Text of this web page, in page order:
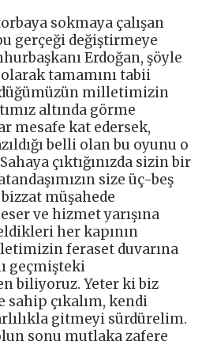
sokmaya çalışan
gerçeği değiştirmeye
Erdoğan, şöyle
tamamını tabii
milletimizin
altında görme
mesafe kat edersek,
belli olan bu oyunu o
çıktığınızda sizin bir
size üç-beş
müşahede
ve hizmet yarışına
her kapının
feraset duvarına
geçmişteki
biliyoruz. Yeter ki biz
çıkalım, kendi
gitmeyi sürdürelim.
sonu mutlaka zafere